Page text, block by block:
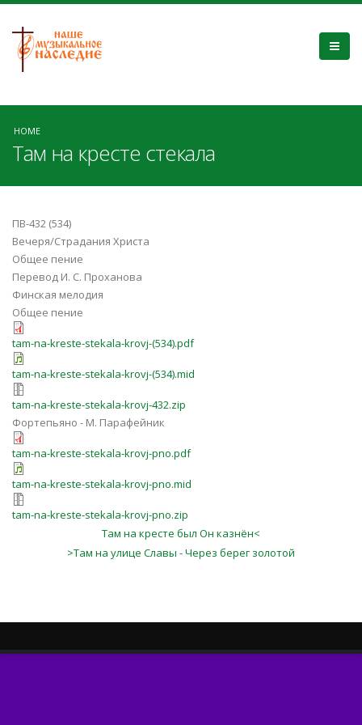
HOME
Там на кресте стекала
ПВ-432 (534)
Вечеря/Страдания Христа
Общее пение
Перевод И. С. Проханова
Финская мелодия
Общее пение
tam-na-kreste-stekala-krovj-(534).pdf
tam-na-kreste-stekala-krovj-(534).mid
tam-na-kreste-stekala-krovj-432.zip
Фортепьяно - М. Парафейник
tam-na-kreste-stekala-krovj-pno.pdf
tam-na-kreste-stekala-krovj-pno.mid
tam-na-kreste-stekala-krovj-pno.zip
Там на кресте был Он казнён<
>Там на улице Славы - Через берег золотой